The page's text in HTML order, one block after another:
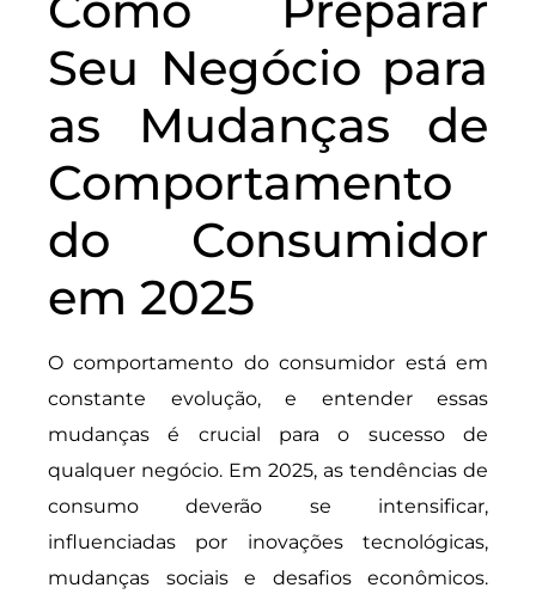
Seu Negócio para
as Mudanças de
Comportamento
do Consumidor
em 2025
O comportamento do consumidor está em
constante evolução, e entender essas
mudanças é crucial para o sucesso de
qualquer negócio. Em 2025, as tendências de
consumo deverão se intensificar,
influenciadas por inovações tecnológicas,
mudanças sociais e desafios econômicos.